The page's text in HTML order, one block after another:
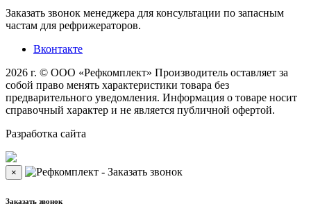
Заказать звонок менеджера для консультации по запасным
частам для рефрижераторов.
Вконтакте
2026 г. © ООО «Рефкомплект» Производитель оставляет за
собой право менять характеристики товара без
предварительного уведомления. Информация о товаре носит
справочный характер и не является публичной офертой.
Разработка сайта
×
Заказать звонок